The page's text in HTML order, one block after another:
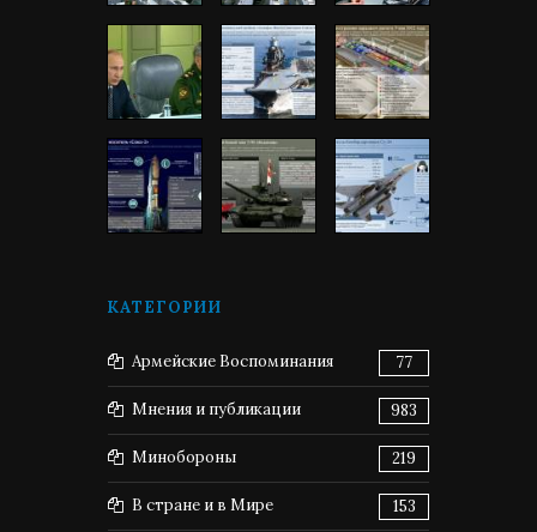
КАТЕГОРИИ
Армейские Воспоминания 77
Мнения и публикации 983
Минобороны 219
В стране и в Мире 153